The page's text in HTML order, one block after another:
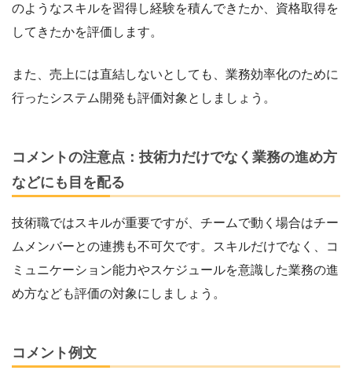
のようなスキルを習得し経験を積んできたか、資格取得を
してきたかを評価します。
また、売上には直結しないとしても、業務効率化のために
行ったシステム開発も評価対象としましょう。
コメントの注意点：技術力だけでなく業務の進め方
などにも目を配る
技術職ではスキルが重要ですが、チームで動く場合はチー
ムメンバーとの連携も不可欠です。スキルだけでなく、コ
ミュニケーション能力やスケジュールを意識した業務の進
め方なども評価の対象にしましょう。
コメント例文